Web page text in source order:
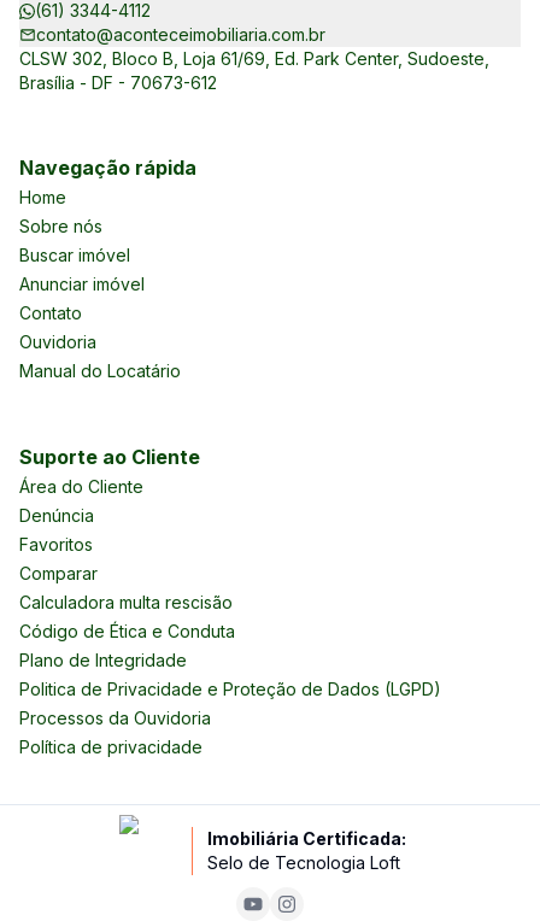
(61) 3344-4112
contato@aconteceimobiliaria.com.br
CLSW 302, Bloco B, Loja 61/69, Ed. Park Center, Sudoeste,
Brasília - DF - 70673-612
Navegação rápida
Home
Sobre nós
Buscar imóvel
Anunciar imóvel
Contato
Ouvidoria
Manual do Locatário
Suporte ao Cliente
Área do Cliente
Denúncia
Favoritos
Comparar
Calculadora multa rescisão
Código de Ética e Conduta
Plano de Integridade
Politica de Privacidade e Proteção de Dados (LGPD)
Processos da Ouvidoria
Política de privacidade
Imobiliária Certificada:
Selo de Tecnologia Loft